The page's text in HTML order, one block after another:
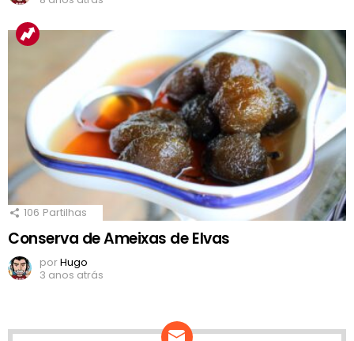
106 Partilhas
Conserva de Ameixas de Elvas
porHugo
3 anos atrás